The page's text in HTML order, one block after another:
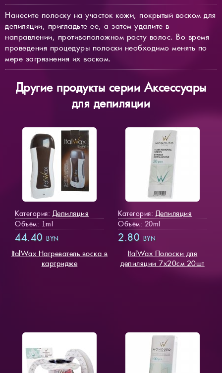
Нанесите полоску на участок кожи, покрытый воском для
депиляции, пригладьте её, а затем удалите в
направлении, противоположном росту волос. Во время
проведения процедуры полоски необходимо менять по
мере загрязнения их воском.
Другие продукты серии Аксессуары
для депиляции
Категория: Депиляция
Объём: 1ml
44.40 BYN
ItalWax Нагреватель воска в
картридже
Категория: Депиляция
Объём: 20ml
2.80 BYN
ItalWax Полоски для
депиляции 7х20см 20шт